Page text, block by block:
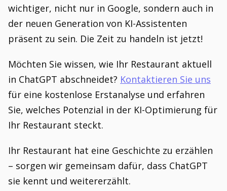
wichtiger, nicht nur in Google, sondern auch in
der neuen Generation von KI-Assistenten
präsent zu sein. Die Zeit zu handeln ist jetzt!
Möchten Sie wissen, wie Ihr Restaurant aktuell
in ChatGPT abschneidet? Kontaktieren Sie uns
für eine kostenlose Erstanalyse und erfahren
Sie, welches Potenzial in der KI-Optimierung für
Ihr Restaurant steckt.
Ihr Restaurant hat eine Geschichte zu erzählen
– sorgen wir gemeinsam dafür, dass ChatGPT
sie kennt und weitererzählt.